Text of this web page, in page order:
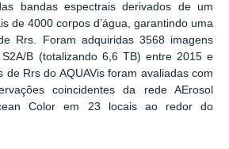
bandas espectrais derivados de um
de 4000 corpos d’água, garantindo uma
Rrs. Foram adquiridas 3568 imagens
B (totalizando 6,6 TB) entre 2015 e
de Rrs do AQUAVis foram avaliadas com
coincidentes da rede AErosol
Color em 23 locais ao redor do